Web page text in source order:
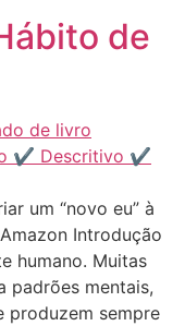
de
um “novo eu” à
Introdução
humano. Muitas
padrões mentais,
produzem sempre